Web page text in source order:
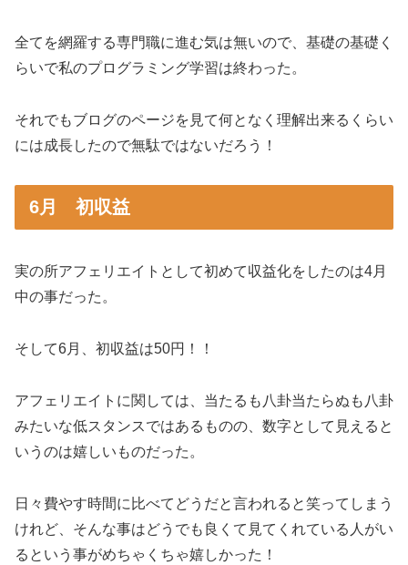
全てを網羅する専門職に進む気は無いので、基礎の基礎く
らいで私のプログラミング学習は終わった。
それでもブログのページを見て何となく理解出来るくらい
には成長したので無駄ではないだろう！
6月 初収益
実の所アフェリエイトとして初めて収益化をしたのは4月
中の事だった。
そして6月、初収益は50円！！
アフェリエイトに関しては、当たるも八卦当たらぬも八卦
みたいな低スタンスではあるものの、数字として見えると
いうのは嬉しいものだった。
日々費やす時間に比べてどうだと言われると笑ってしまう
けれど、そんな事はどうでも良くて見てくれている人がい
るという事がめちゃくちゃ嬉しかった！